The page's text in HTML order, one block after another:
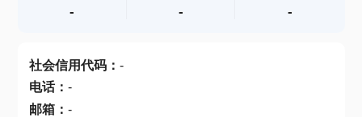
查产地
- - -
社会信用代码： -
电话： -
邮箱： -